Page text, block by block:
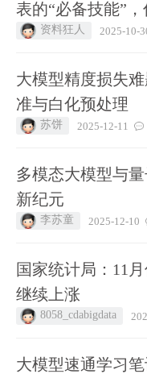
表的“必备技能”
资料狂人 2025-10-
大模型精度损失
准与白化预处理
苏饼 2025-12-11
多模态大模型与
新纪元
李苏童 2025-12-10
国家统计局：11
继续上涨
8058_cdabigdata
大模型速通学习笔